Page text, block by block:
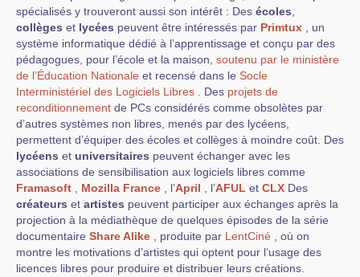
spécialisés y trouveront aussi son intérêt : Des écoles
collèges et lycées peuvent être intéressés par Primtux , un
système informatique dédié à l’apprentissage et conçu par des
pédagogues, pour l’école et la maison, soutenu par le ministère
de l’Éducation Nationale et recensé dans le Socle
Interministériel des Logiciels Libres . Des projets de
reconditionnement de PCs considérés comme obsolètes par
d’autres systèmes non libres, menés par des lycéens,
permettent d’équiper des écoles et collèges à moindre coût. Des
lycéens et universitaires peuvent échanger avec les
associations de sensibilisation aux logiciels libres comme
Framasoft
Mozilla France , l’April , l’AFUL et CLX Des
créateurs et artistes peuvent participer aux échanges après la
projection à la médiathèque de quelques épisodes de la série
documentaire Share Alike , produite par LentCiné , où on
montre les motivations d’artistes qui optent pour l’usage des
licences libres pour produire et distribuer leurs créations.